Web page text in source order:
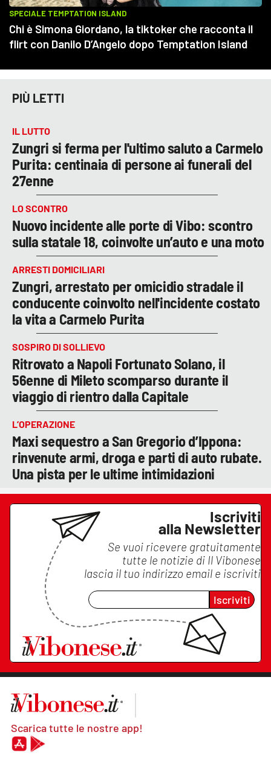
PIÙ LETTI
IL LUTTO
Zungri si ferma per l'ultimo saluto a Carmelo
Purita: centinaia di persone ai funerali del
27enne
LO SCONTRO
Nuovo incidente alle porte di Vibo: scontro
sulla statale 18, coinvolte un’auto e una moto
ARRESTI DOMICILIARI
Zungri, arrestato per omicidio stradale il
conducente coinvolto nell'incidente costato
la vita a Carmelo Purita
SOSPIRO DI SOLLIEVO
Ritrovato a Napoli Fortunato Solano, il
56enne di Mileto scomparso durante il
viaggio di rientro dalla Capitale
L’OPERAZIONE
Maxi sequestro a San Gregorio d’Ippona:
rinvenute armi, droga e parti di auto rubate.
Una pista per le ultime intimidazioni
Iscriviti
alla Newsletter
Se vuoi ricevere gratuitamente
tutte le notizie di Il Vibonese
lascia il tuo indirizzo email e iscriviti
Iscriviti
Scarica tutte le nostre app!